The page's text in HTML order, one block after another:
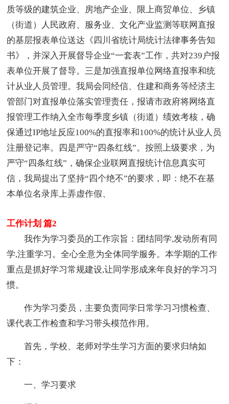
质等级的建筑企业、房地产企业、限上商贸单位、乡镇
（街道）人民政府、服务业、文化产业监测等联网直报
的基层报表单位送达《四川省统计局统计法律事务告知
书》，并深入开展督导企业“一套表”工作，共对239户报
表单位开展了督导。三是加强直报单位网络直报率和统
计从业人员管理。我局会同经信、住建和商务等经济主
管部门对直报单位落实管理责任，报请市政府将网络直
报管理工作纳入全市每季度乡镇（街道）绩效考核，确
保通过IP地址反应100%的直报率和100%的统计从业人员
注册登记率。四是严守“四条红线”。按照上级要求，为
严守“四条红线”，确保企业联网直报统计信息真实可
信，我局提出了坚持“四个绝不”的要求，即：绝不在基
本单位名录库上弄虚作假、
工作计划 篇2
我作为学习委员的工作宗旨：团结同学,发动所有同
学,注重学习。全心全意为全体同学服务。本学期的工作
重点是抓好学习常规建设,让同学形成来年良好的学习习
惯。
作为学习委员，主要负责同学日常学习习惯检查、
课代表工作检查和学习带头模范作用。
首先，学校、老师对学生学习方面的要求归纳如
下：
一、学习要求